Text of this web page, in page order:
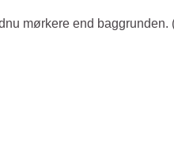
mørkere end